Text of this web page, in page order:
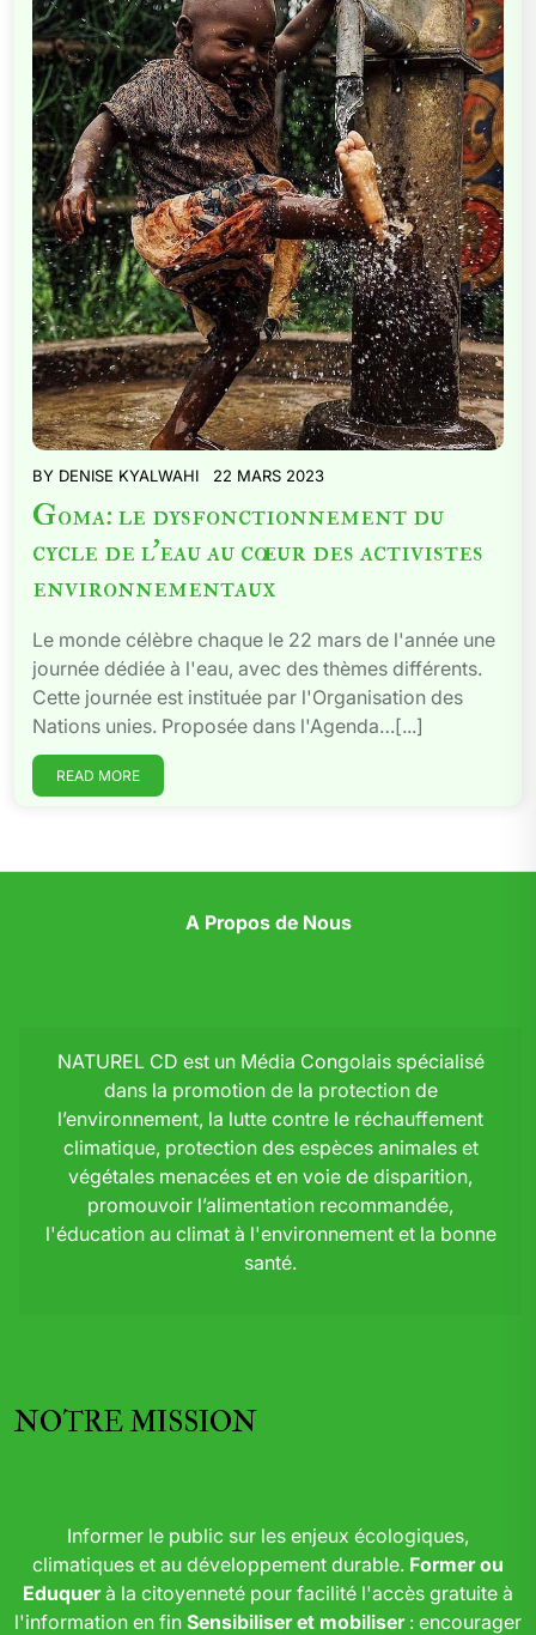
BY DENISE KYALWAHI 22 MARS 2023
Goma: le dysfonctionnement du
cycle de l’eau au cœur des activistes
environnementaux
Le monde célèbre chaque le 22 mars de l'année une
journée dédiée à l'eau, avec des thèmes différents.
Cette journée est instituée par l'Organisation des
Nations unies. Proposée dans l'Agenda…[...]
READ MORE
A Propos de Nous
NATUREL CD est un Média Congolais spécialisé
dans la promotion de la protection de
l’environnement, la lutte contre le réchauffement
climatique, protection des espèces animales et
végétales menacées et en voie de disparition,
promouvoir l’alimentation recommandée,
l'éducation au climat à l'environnement et la bonne
santé.
NOTRE MISSION
Informer le public sur les enjeux écologiques,
climatiques et au développement durable. Former ou
Eduquerà la citoyenneté pour facilité l'accès gratuite à
l'information en fin Sensibiliser et mobiliser: encourager